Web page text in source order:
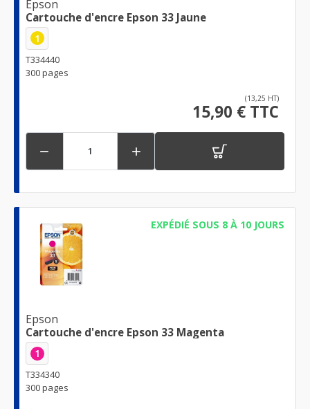
Epson
Cartouche d'encre Epson 33 Jaune
1
T334440
300 pages
(13,25 HT)
15,90 € TTC
 
EXPÉDIÉ SOUS 8 À 10 JOURS
Epson
Cartouche d'encre Epson 33 Magenta
1
T334340
300 pages